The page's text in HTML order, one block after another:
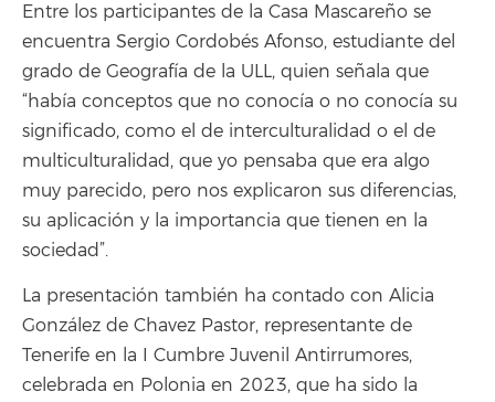
Entre los participantes de la Casa Mascareño se
encuentra Sergio Cordobés Afonso, estudiante del
grado de Geografía de la ULL, quien señala que
“había conceptos que no conocía o no conocía su
significado, como el de interculturalidad o el de
multiculturalidad, que yo pensaba que era algo
muy parecido, pero nos explicaron sus diferencias,
su aplicación y la importancia que tienen en la
sociedad”.
La presentación también ha contado con Alicia
González de Chavez Pastor, representante de
Tenerife en la I Cumbre Juvenil Antirrumores,
celebrada en Polonia en 2023, que ha sido la